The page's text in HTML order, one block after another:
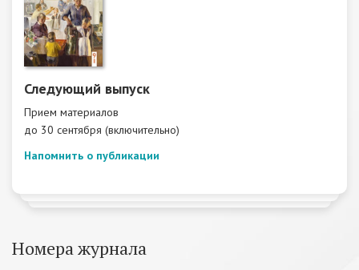
Следующий выпуск
Прием материалов
до 30 сентября (включительно)
Напомнить о публикации
Номера журнала